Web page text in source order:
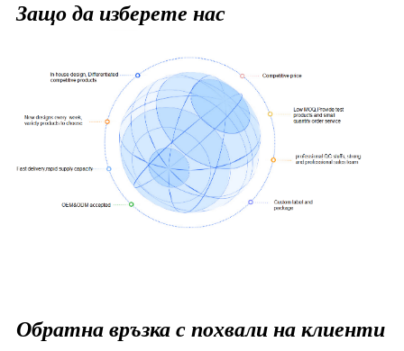
Защо да изберете нас
Обратна връзка с похвали на клиенти